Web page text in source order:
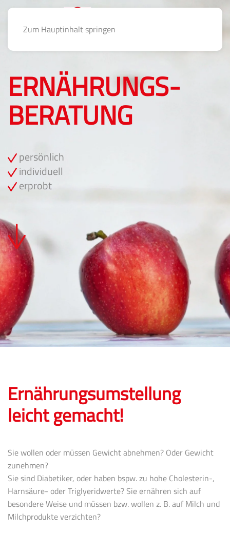
Zum Hauptinhalt springen
ERNÄHRUNGS­
BERATUNG
persönlich
individuell
erprobt
Ernährungs­umstellung
leicht gemacht!
Sie wollen oder müssen Gewicht abnehmen? Oder Gewicht
zunehmen?
Sie sind Diabetiker, oder haben bspw. zu hohe Cholesterin-,
Harnsäure- oder Triglyeridwerte? Sie ernähren sich auf
besondere Weise und müssen bzw. wollen z. B. auf Milch und
Milchprodukte verzichten?